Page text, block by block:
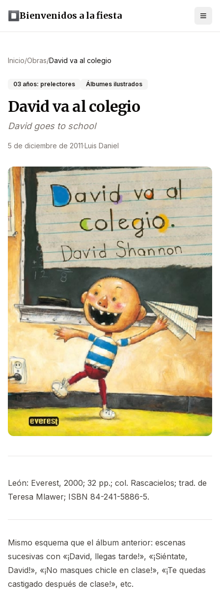
Bienvenidos a la fiesta
Inicio/Obras/David va al colegio
03 años: prelectores Álbumes ilustrados
David va al colegio
David goes to school
5 de diciembre de 2011·Luis Daniel
León: Everest, 2000; 32 pp.; col. Rascacielos; trad. de
Teresa Mlawer; ISBN 84-241-5886-5.
Mismo esquema que el álbum anterior: escenas
sucesivas con «¡David, llegas tarde!», «¡Siéntate,
David!», «¡No masques chicle en clase!», «¡Te quedas
castigado después de clase!», etc.